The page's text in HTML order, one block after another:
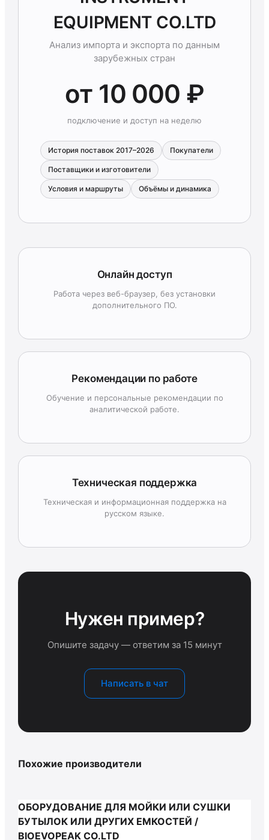
EQUIPMENT CO.LTD
Анализ импорта и экспорта по данным
зарубежных стран
от 10 000 ₽
подключение и доступ на неделю
История поставок 2017–2026 Покупатели
Поставщики и изготовители
Условия и маршруты Объёмы и динамика
Онлайн доступ
Работа через веб-браузер, без установки
дополнительного ПО.
Рекомендации по работе
Обучение и персональные рекомендации по
аналитической работе.
Техническая поддержка
Техническая и информационная поддержка на
русском языке.
Нужен пример?
Опишите задачу — ответим за 15 минут
Написать в чат
Похожие производители
ОБОРУДОВАНИЕ ДЛЯ МОЙКИ ИЛИ СУШКИ
БУТЫЛОК ИЛИ ДРУГИХ ЕМКОСТЕЙ /
BIOEVOPEAK CO.LTD